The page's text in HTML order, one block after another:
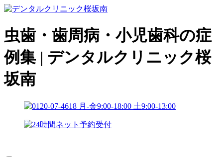
虫歯・歯周病・小児歯科の症
例集 | デンタルクリニック桜
坂南